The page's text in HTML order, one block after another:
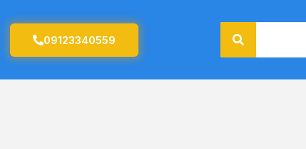
جستجو
09123340559